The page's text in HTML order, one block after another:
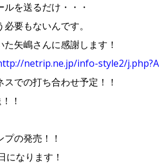
を送るだけ・・・
要もないんです。
矢嶋さんに感謝します！
netrip.ne.jp/info-style2/
での打ち合わせ予定！！
！
の発売！！
になります！